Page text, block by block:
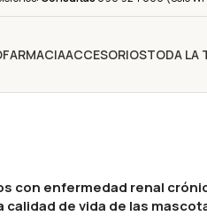
FARMACIAACCESORIOSTODA LA
con enfermedad renal
de vida de las